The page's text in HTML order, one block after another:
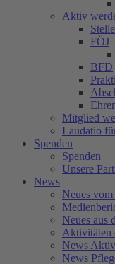
Aktiv
FÖJ
BFD
Mitglied
Laudatio
Spenden
Spenden
Unsere
News
Neues
Neues aus
Aktivitäten
News
News